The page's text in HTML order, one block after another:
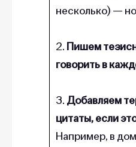
несколько) —
2. Пишем
говорить в
3. Добавляем
цитаты, если
Например, в